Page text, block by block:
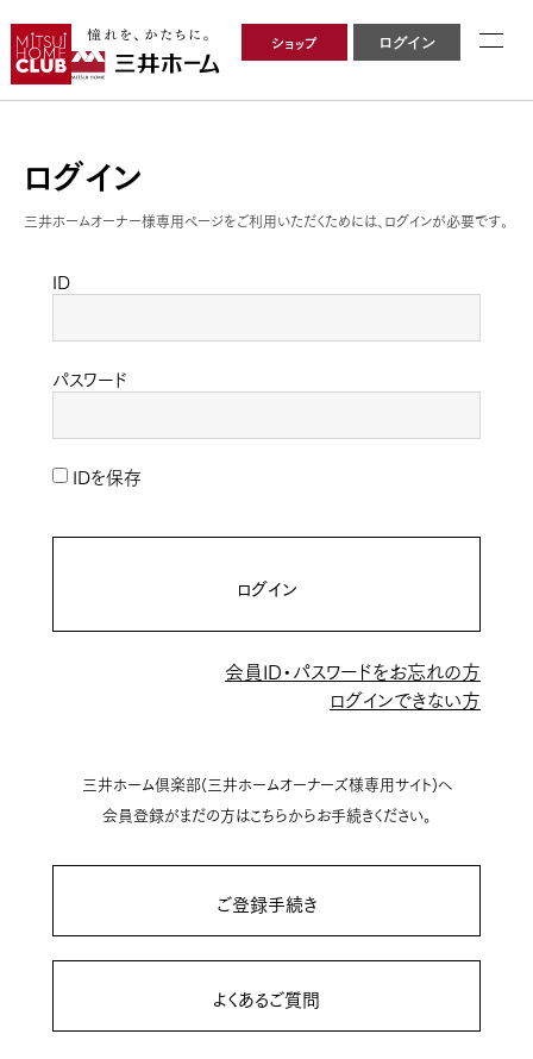
ショップ ログイン
ログイン
三井ホームオーナー様専用ページをご利用いただくためには、ログインが必要です。
ID
パスワード
IDを保存
ログイン
会員ID・パスワードをお忘れの方
ログインできない方
三井ホーム倶楽部(三井ホームオーナーズ様専用サイト)へ
会員登録がまだの方はこちらからお手続きください。
ご登録手続き
よくあるご質問